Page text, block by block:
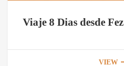
Viaje 8 Dias desde Fez
VIEW